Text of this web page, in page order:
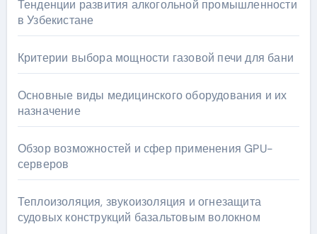
Тенденции развития алкогольной промышленности
в Узбекистане
Критерии выбора мощности газовой печи для бани
Основные виды медицинского оборудования и их
назначение
Обзор возможностей и сфер применения GPU-
серверов
Теплоизоляция, звукоизоляция и огнезащита
судовых конструкций базальтовым волокном